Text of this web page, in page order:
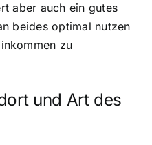
aber auch ein gutes
beides optimal nutzen
zu
und Art des